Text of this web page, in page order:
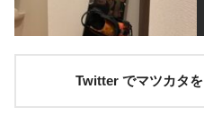
Twitter でマツカタを